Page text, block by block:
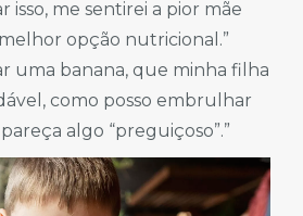
isso, me sentirei a pior mãe
opção nutricional.”
uma banana, que minha filha
como posso embrulhar
algo “preguiçoso”.”